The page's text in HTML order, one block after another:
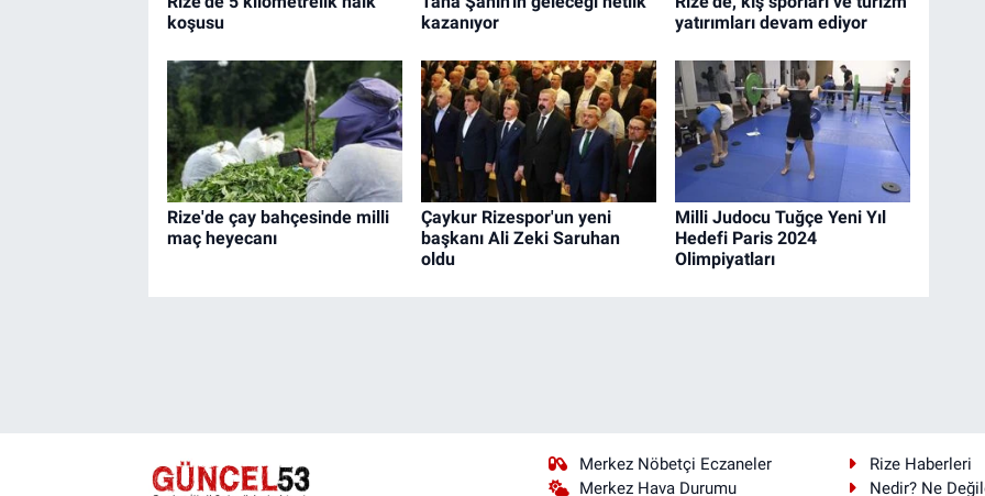
koşusu
kazanıyor
yatırımları devam ediyor
Rize'de çay bahçesinde milli
maç heyecanı
Çaykur Rizespor'un yeni
başkanı Ali Zeki Saruhan
oldu
Milli Judocu Tuğçe Yeni Yıl
Hedefi Paris 2024
Olimpiyatları
Merkez Nöbetçi Eczaneler
Merkez Hava Durumu
Rize Haberleri
Nedir? Ne